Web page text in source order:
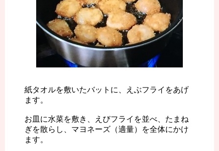
紙タオルを敷いたバットに、えぶフライをあげ
ます。
お皿に水菜を敷き、えびフライを並べ、たまね
ぎを散らし、マヨネーズ（適量）を全体にかけ
ます。